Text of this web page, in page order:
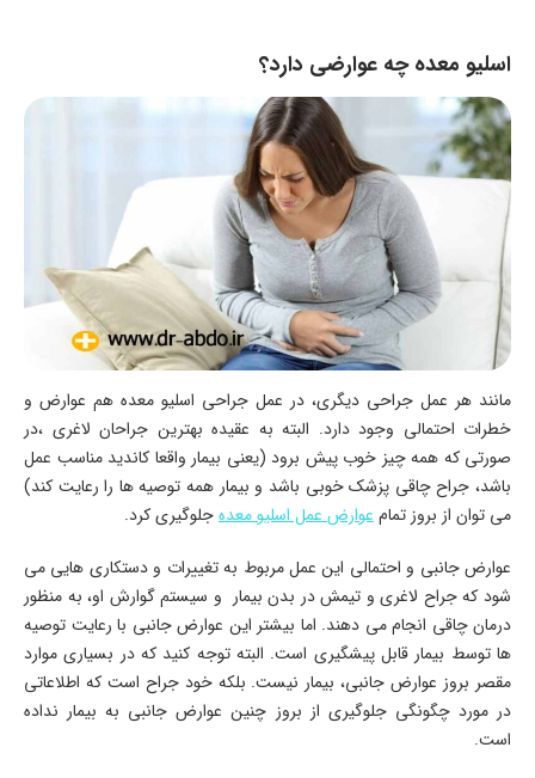
اسلیو معده چه عوارضی دارد؟
مانند هر عمل جراحی دیگری، در عمل جراحی اسلیو معده هم عوارض و
خطرات احتمالی وجود دارد. البته به عقیده بهترین جراحان لاغری ،در
صورتی که همه چیز خوب پیش برود (یعنی بیمار واقعا کاندید مناسب عمل
باشد، جراح چاقی پزشک خوبی باشد و بیمار همه توصیه ها را رعایت کند)
می توان از بروز تمامعوارض عمل اسلیو معدهجلوگیری کرد.
عوارض جانبی و احتمالی این عمل مربوط به تغییرات و دستکاری هایی می
شود که جراح لاغری و تیمش در بدن بیمار و سیستم گوارش او، به منظور
درمان چاقی انجام می دهند. اما بیشتر این عوارض جانبی با رعایت توصیه
ها توسط بیمار قابل پیشگیری است. البته توجه کنید که در بسیاری موارد
مقصر بروز عوارض جانبی، بیمار نیست. بلکه خود جراح است که اطلاعاتی
در مورد چگونگی جلوگیری از بروز چنین عوارض جانبی به بیمار نداده
است.